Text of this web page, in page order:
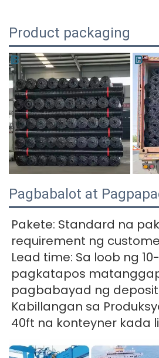
Product packaging
Pagbabalot at
Pakete: Standard na
requirement ng
Lead time: Sa loob ng
pagkatapos
pagbabayad ng
Kabillangan sa
40ft na konteyner kada